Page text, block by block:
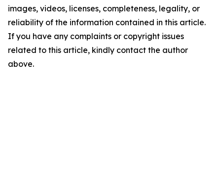
images, videos, licenses, completeness, legality, or
reliability of the information contained in this article.
If you have any complaints or copyright issues
related to this article, kindly contact the author
above.